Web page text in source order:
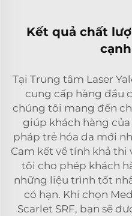
Kết quả chất
Tại Trung tâm Laser
cung cấp hàng đầu
chúng tôi mang đến
giúp khách hàng
pháp trẻ hóa da mới
Cam kết về tính khả
tôi cho phép khách
những liệu trình tốt
có hạn. Khi chọn
Scarlet SRF, bạn sẽ